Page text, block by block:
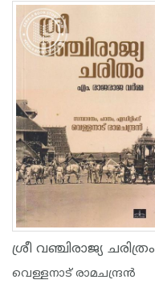
5
4
3
2
1
ശ്രീ വഞ്ചിരാജ്യ ചരിത്രം
വെള്ളനാട് രാമചന്ദ്രന്‍